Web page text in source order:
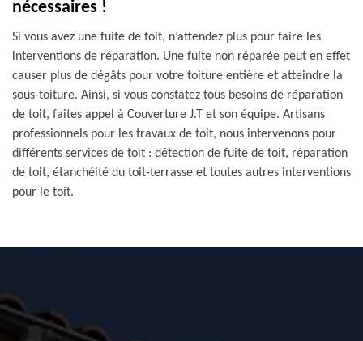
nécessaires !
Si vous avez une fuite de toit, n’attendez plus pour faire les
interventions de réparation. Une fuite non réparée peut en effet
causer plus de dégâts pour votre toiture entière et atteindre la
sous-toiture. Ainsi, si vous constatez tous besoins de réparation
de toit, faites appel à Couverture J.T et son équipe. Artisans
professionnels pour les travaux de toit, nous intervenons pour
différents services de toit : détection de fuite de toit, réparation
de toit, étanchéité du toit-terrasse et toutes autres interventions
pour le toit.